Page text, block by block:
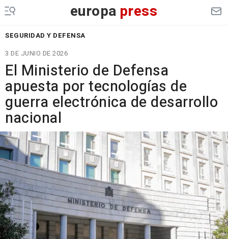
europa press
SEGURIDAD Y DEFENSA
3 DE JUNIO DE 2026
El Ministerio de Defensa
apuesta por tecnologías de
guerra electrónica de desarrollo
nacional